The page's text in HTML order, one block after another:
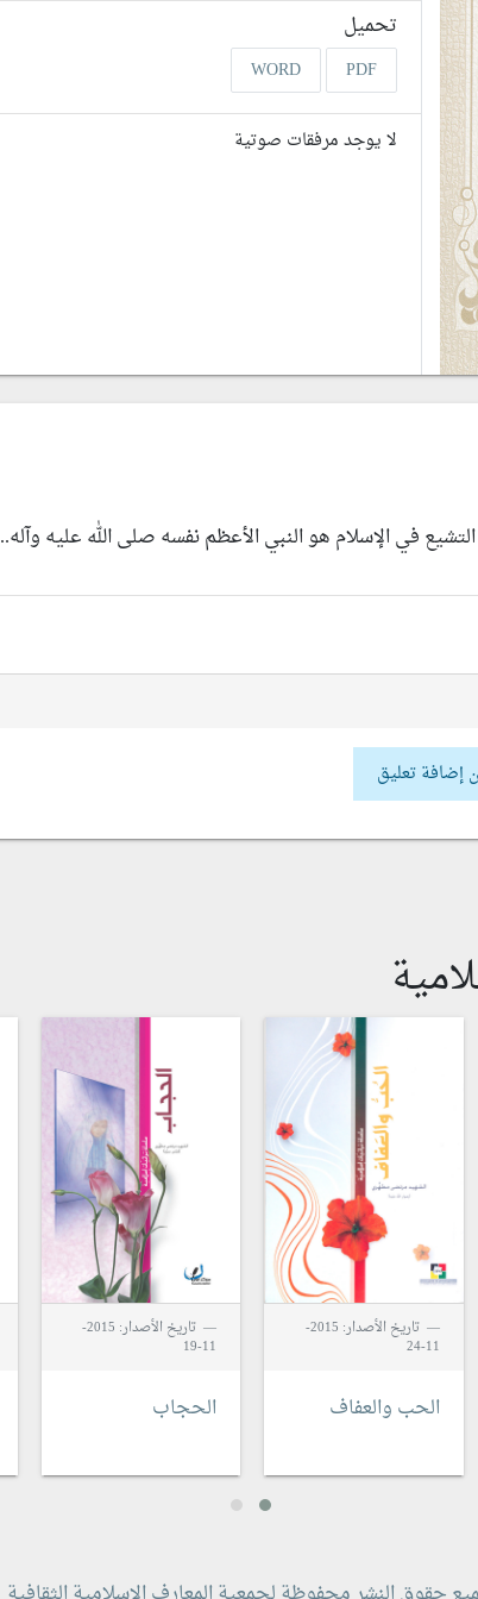
تحميل
PDF
WORD
لا يوجد مرفقات صوتية
في الإسلام هو النبي الأعظم نفسه صلى الله عليه وآله..
تعليق
تاريخ الأصدار: 2015-
11-24
الحب والعفاف
تاريخ الأصدار: 2015-
11-19
الحجاب